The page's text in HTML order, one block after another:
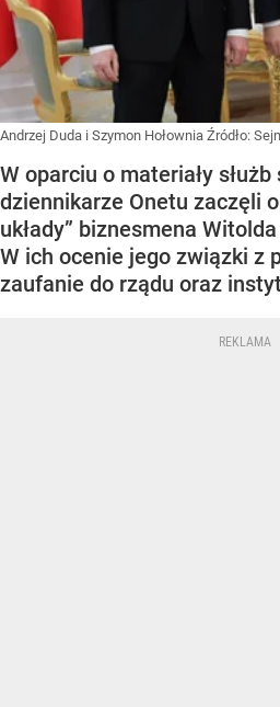
Andrzej Duda i Szymon Hołownia Źródło:
W oparciu o materiały
dziennikarze Onetu zaczęli
układy” biznesmena
W ich ocenie jego związki z
zaufanie do rządu oraz